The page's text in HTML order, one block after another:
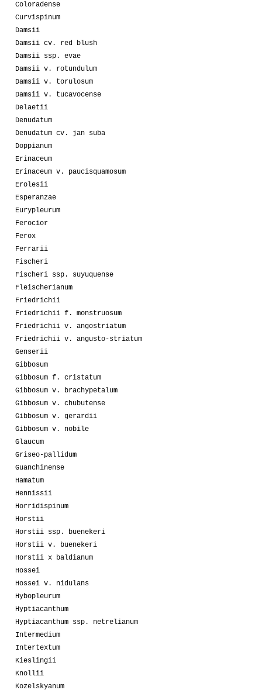
Coloradense
Curvispinum
Damsii
Damsii cv. red blush
Damsii ssp. evae
Damsii v. rotundulum
Damsii v. torulosum
Damsii v. tucavocense
Delaetii
Denudatum
Denudatum cv. jan suba
Doppianum
Erinaceum
Erinaceum v. paucisquamosum
Erolesii
Esperanzae
Eurypleurum
Ferocior
Ferox
Ferrarii
Fischeri
Fischeri ssp. suyuquense
Fleischerianum
Friedrichii
Friedrichii f. monstruosum
Friedrichii v. angostriatum
Friedrichii v. angusto-striatum
Genserii
Gibbosum
Gibbosum f. cristatum
Gibbosum v. brachypetalum
Gibbosum v. chubutense
Gibbosum v. gerardii
Gibbosum v. nobile
Glaucum
Griseo-pallidum
Guanchinense
Hamatum
Hennissii
Horridispinum
Horstii
Horstii ssp. buenekeri
Horstii v. buenekeri
Horstii x baldianum
Hossei
Hossei v. nidulans
Hybopleurum
Hyptiacanthum
Hyptiacanthum ssp. netrelianum
Intermedium
Intertextum
Kieslingii
Knollii
Kozelskyanum